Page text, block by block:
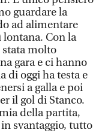
guardare la
ad alimentare
Con la
stata molto
gara e ci hanno
di oggi ha testa e
a galla e poi
il gol di Stanco.
della partita,
svantaggio, tutto